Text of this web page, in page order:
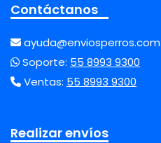
Contáctanos
ayuda@enviosperros.com
Soporte: 55 8993 9300
Ventas: 55 8993 9300
Realizar envíos